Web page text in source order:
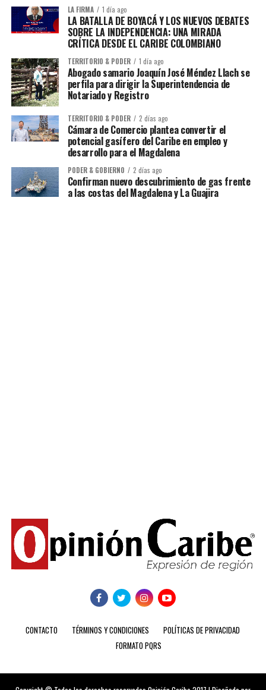
LA FIRMA 1 día ago
LA BATALLA DE BOYACÁ Y LOS NUEVOS DEBATES
SOBRE LA INDEPENDENCIA: UNA MIRADA
CRÍTICA DESDE EL CARIBE COLOMBIANO
TERRITORIO & PODER 1 día ago
Abogado samario Joaquín José Méndez Llach se
perfila para dirigir la Superintendencia de
Notariado y Registro
TERRITORIO & PODER 2 días ago
Cámara de Comercio plantea convertir el
potencial gasífero del Caribe en empleo y
desarrollo para el Magdalena
PODER & GOBIERNO 2 días ago
Confirman nuevo descubrimiento de gas frente
a las costas del Magdalena y La Guajira
CONTACTO TÉRMINOS Y CONDICIONES
POLÍTICAS DE PRIVACIDAD
FORMATO PQRS